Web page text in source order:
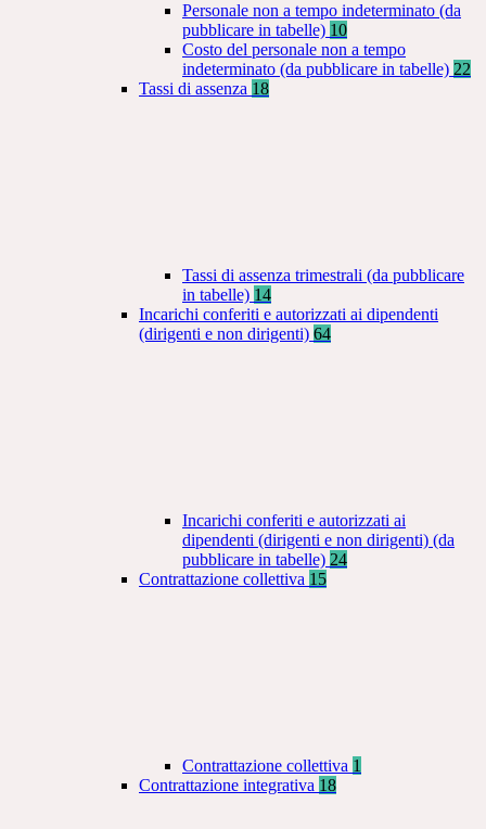
Personale non a tempo indeterminato (da
pubblicare in tabelle) 10
Costo del personale non a tempo
indeterminato (da pubblicare in tabelle) 22
Tassi di assenza 18
Tassi di assenza trimestrali (da pubblicare
in tabelle) 14
Incarichi conferiti e autorizzati ai dipendenti
(dirigenti e non dirigenti) 64
Incarichi conferiti e autorizzati ai
dipendenti (dirigenti e non dirigenti) (da
pubblicare in tabelle) 24
Contrattazione collettiva 15
Contrattazione collettiva 1
Contrattazione integrativa 18